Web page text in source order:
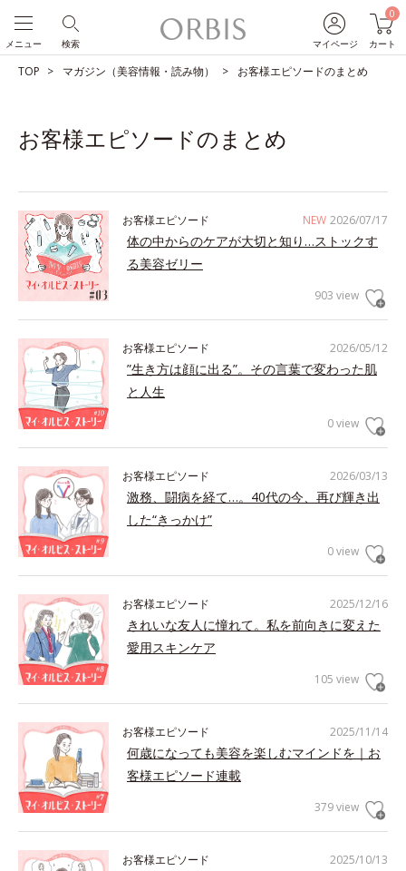
マイページ
0
カート
検索
メニュー
TOP マガジン（美容情報・読み物） お客様エピソードのまとめ
お客様エピソードのまとめ
NEW 2026/07/17
お客様エピソード
体の中からのケアが大切と知り…ストックす
る美容ゼリー
903 view
2026/05/12
お客様エピソード
”生き方は顔に出る”。その言葉で変わった肌
と人生
0 view
2026/03/13
お客様エピソード
激務、闘病を経て…。40代の今、再び輝き出
した“きっかけ”
0 view
2025/12/16
お客様エピソード
きれいな友人に憧れて。私を前向きに変えた
愛用スキンケア
105 view
2025/11/14
お客様エピソード
何歳になっても美容を楽しむマインドを｜お
客様エピソード連載
379 view
2025/10/13
お客様エピソード